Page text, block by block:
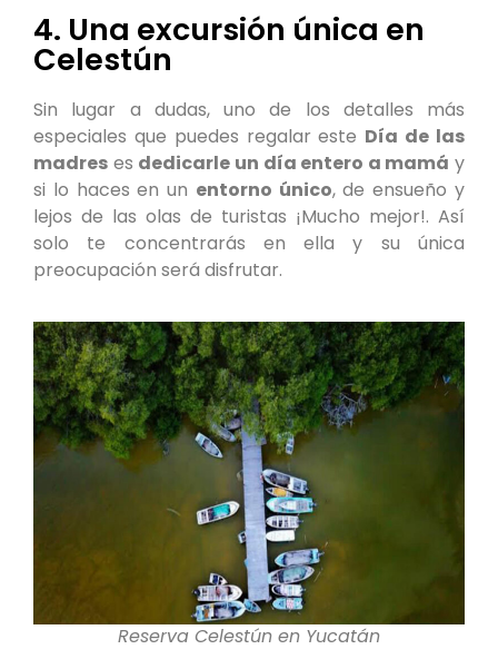
4. Una excursión única en
Celestún
Sin lugar a dudas, uno de los detalles más
especiales que puedes regalar este Día de las
madres es dedicarle un día entero a mamá y
si lo haces en un entorno único, de ensueño y
lejos de las olas de turistas ¡Mucho mejor!. Así
solo te concentrarás en ella y su única
preocupación será disfrutar.
Reserva Celestún en Yucatán